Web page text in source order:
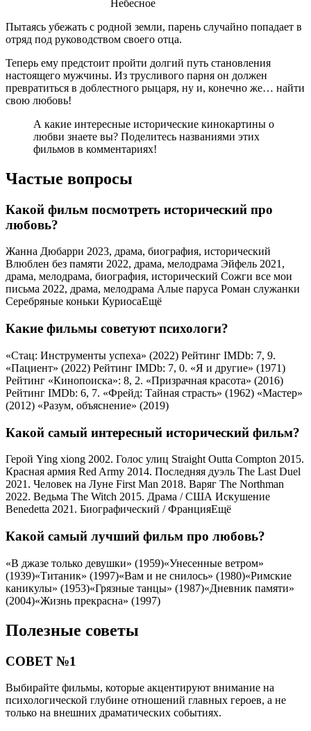
Пытаясь убежать с родной земли, парень случайно попадает в
отряд под руководством своего отца.
Теперь ему предстоит пройти долгий путь становления
настоящего мужчины. Из трусливого парня он должен
превратиться в доблестного рыцаря, ну и, конечно же… найти
свою любовь!
А какие интересные исторические кинокартины о
любви знаете вы? Поделитесь названиями этих
фильмов в комментариях!
Частые вопросы
Какой фильм посмотреть исторический про
любовь?
Жанна Дюбарри 2023, драма, биография, исторический
Влюблен без памяти 2022, драма, мелодрама Эйфель 2021,
драма, мелодрама, биография, исторический Сожги все мои
письма 2022, драма, мелодрама Алые паруса Роман служанки
Серебряные коньки КуриосаЕщё
Какие фильмы советуют психологи?
«Стац: Инструменты успеха» (2022) Рейтинг IMDb: 7, 9.
«Пациент» (2022) Рейтинг IMDb: 7, 0. «Я и другие» (1971)
Рейтинг «Кинопоиска»: 8, 2. «Призрачная красота» (2016)
Рейтинг IMDb: 6, 7. «Фрейд: Тайная страсть» (1962) «Мастер»
(2012) «Разум, объяснение» (2019)
Какой самый интересный исторический фильм?
Герой Ying xiong 2002. Голос улиц Straight Outta Compton 2015.
Красная армия Red Army 2014. Последняя дуэль The Last Duel
2021. Человек на Луне First Man 2018. Варяг The Northman
2022. Ведьма The Witch 2015. Драма / США Искушение
Benedetta 2021. Биографический / ФранцияЕщё
Какой самый лучший фильм про любовь?
«В джазе только девушки» (1959)«Унесенные ветром»
(1939)«Титаник» (1997)«Вам и не снилось» (1980)«Римские
каникулы» (1953)«Грязные танцы» (1987)«Дневник памяти»
(2004)«Жизнь прекрасна» (1997)
Полезные советы
СОВЕТ №1
Выбирайте фильмы, которые акцентируют внимание на
психологической глубине отношений главных героев, а не
только на внешних драматических событиях.